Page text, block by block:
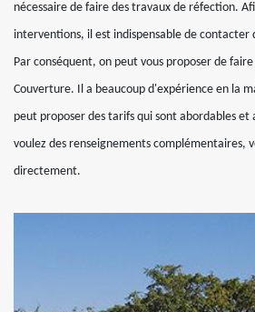
nécessaire de faire des travaux de réfection.
interventions, il est indispensable de contacter
Par conséquent, on peut vous proposer de
Couverture. Il a beaucoup d'expérience en la
peut proposer des tarifs qui sont abordables et
voulez des renseignements complémentaires,
directement.